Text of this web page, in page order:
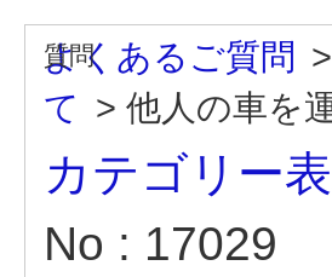
よくあるご質問 >
て > 他人の車を
カテゴリー
No : 17029